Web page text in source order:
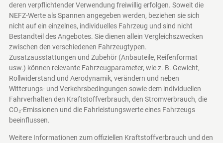
deren verpflichtender Verwendung freiwillig erfolgen. Soweit die
NEFZ-Werte als Spannen angegeben werden, beziehen sie sich
nicht auf ein einzelnes, individuelles Fahrzeug und sind nicht
Bestandteil des Angebotes. Sie dienen allein Vergleichszwecken
zwischen den verschiedenen Fahrzeugtypen.
Zusatzausstattungen und Zubehör (Anbauteile, Reifenformat
usw.) können relevante Fahrzeugparameter, wie z. B. Gewicht,
Rollwiderstand und Aerodynamik, verändern und neben
Witterungs- und Verkehrsbedingungen sowie dem individuellen
Fahrverhalten den Kraftstoffverbrauch, den Stromverbrauch, die
CO₂-Emissionen und die Fahrleistungswerte eines Fahrzeugs
beeinflussen.
Weitere Informationen zum offiziellen Kraftstoffverbrauch und den